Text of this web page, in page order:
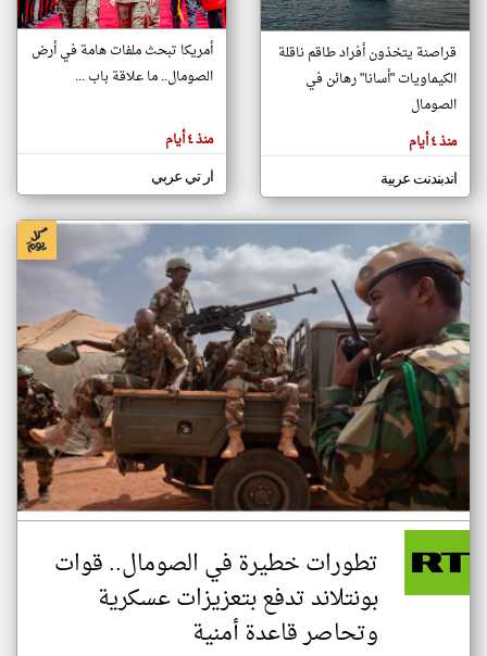
تغيير الدولة
اخبار الصومال على مدار الساعة
أهم اخبار الصومال العاجلة والمباشرة
المقالات
هنا عن
وجهة
كاتبيها.
قراصنة يتخذون أفراد طاقم ناقلة
الكيماويات "أسانا" رهائن في
الصومال
منذ ٤ أيام
اندبندنت عربية
أمريكا تبحث ملفات هامة في أرض
الصومال.. ما علاقة باب ...
منذ ٤ أيام
ار تي عربي
تطورات خطيرة في الصومال.. قوات
بونتلاند تدفع بتعزيزات عسكرية
وتحاصر قاعدة أمنية
klyoum.com